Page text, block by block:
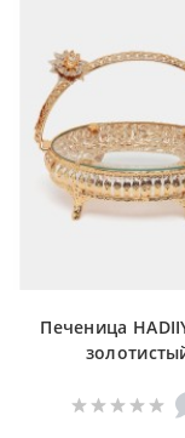
Печеница